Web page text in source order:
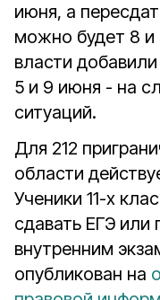
июня, а
можно будет 8 и
власти
5 и 9 июня - на
ситуаций.
Для 212
области
Ученики 11-х
сдавать ЕГЭ или
внутренним
опубликован на